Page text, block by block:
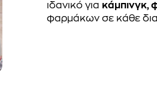
ιδανικό για κάμπινγκ,
φαρμάκων σε κάθε